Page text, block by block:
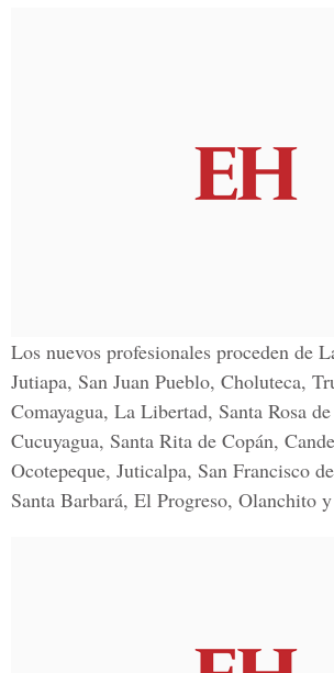
Los nuevos profesionales proceden de
Jutiapa, San Juan Pueblo, Choluteca,
Comayagua, La Libertad, Santa Rosa
Cucuyagua, Santa Rita de Copán,
Ocotepeque, Juticalpa, San Francisco
Santa Barbará, El Progreso, Olanchito